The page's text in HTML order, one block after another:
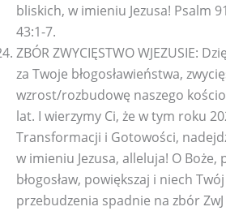
bliskich, w imieniu Jezusa! Psalm
43:1-7.
ZBÓR ZWYCIĘSTWO WJEZUSIE:
za Twoje błogosławieństwa,
wzrost/rozbudowę naszego
lat. I wierzymy Ci, że w tym roku
Transformacji i Gotowości,
w imieniu Jezusa, alleluja! O Boże,
błogosław, powiększaj i niech
przebudzenia spadnie na zbór